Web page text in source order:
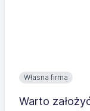
Własna firma
Warto